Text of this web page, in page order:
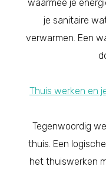
waarmee je
je sanitaire
verwarmen. Een
Thuis werken en
Tegenwoordig
thuis. Een
het thuiswerken